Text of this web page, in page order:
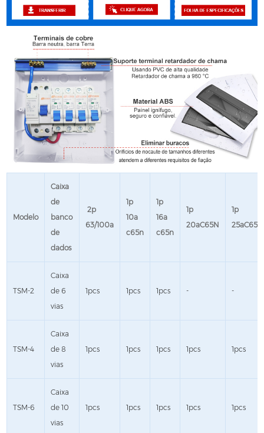
Modelo
Caixa
de
banco
de
dados
2p
63/100a
1p
10a
c65n
1p
16a
c65n
1p
20aC65N
1p
25aC65N
TSM-2
Caixa
de 6
vias
1pcs 1pcs 1pcs - -
TSM-4
Caixa
de 8
vias
1pcs 1pcs 1pcs 1pcs 1pcs
TSM-6
Caixa
de 10
vias
1pcs 1pcs 1pcs 1pcs 1pcs